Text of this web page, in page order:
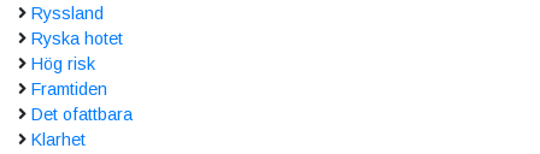
Ryssland
Ryska hotet
Hög risk
Framtiden
Det ofattbara
Klarhet